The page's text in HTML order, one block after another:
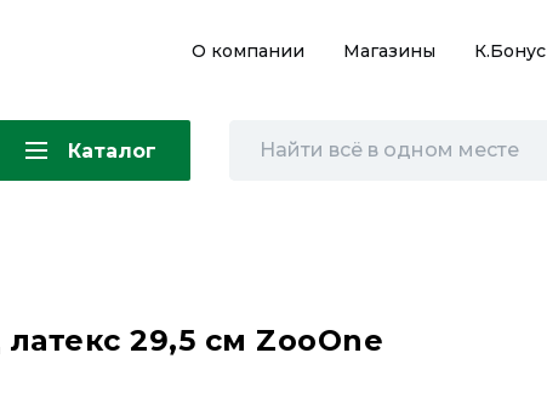
О компании Магазины К.Бонус
Каталог
29,5 см ZooOne